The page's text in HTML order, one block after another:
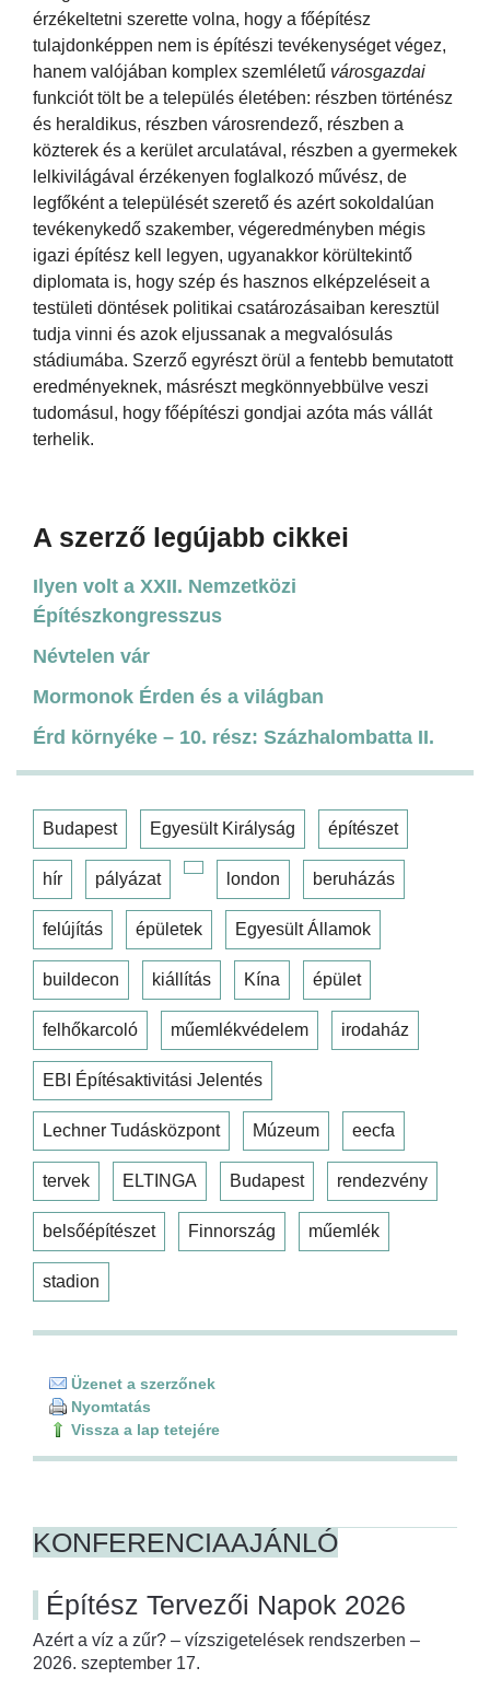
érzékeltetni szerette volna, hogy a főépítész
tulajdonképpen nem is építészi tevékenységet végez,
hanem valójában komplex szemléletű városgazdai
funkciót tölt be a település életében: részben történész
és heraldikus, részben városrendező, részben a
közterek és a kerület arculatával, részben a gyermekek
lelkivilágával érzékenyen foglalkozó művész, de
legfőként a települését szerető és azért sokoldalúan
tevékenykedő szakember, végeredményben mégis
igazi építész kell legyen, ugyanakkor körültekintő
diplomata is, hogy szép és hasznos elképzeléseit a
testületi döntések politikai csatározásaiban keresztül
tudja vinni és azok eljussanak a megvalósulás
stádiumába. Szerző egyrészt örül a fentebb bemutatott
eredményeknek, másrészt megkönnyebbülve veszi
tudomásul, hogy főépítészi gondjai azóta más vállát
terhelik.
A szerző legújabb cikkei
Ilyen volt a XXII. Nemzetközi
Építészkongresszus
Névtelen vár
Mormonok Érden és a világban
Érd környéke – 10. rész: Százhalombatta II.
Budapest Egyesült Királyság építészet
hír pályázat london beruházás
felújítás épületek Egyesült Államok
buildecon kiállítás Kína épület
felhőkarcoló műemlékvédelem irodaház
EBI Építésaktivitási Jelentés
Lechner Tudásközpont Múzeum eecfa
tervek ELTINGA Budapest rendezvény
belsőépítészet Finnország műemlék
stadion
Üzenet a szerzőnek
Nyomtatás
Vissza a lap tetejére
KONFERENCIAAJÁNLÓ
Építész Tervezői Napok 2026
Azért a víz a zűr? – vízszigetelések rendszerben –
2026. szeptember 17.